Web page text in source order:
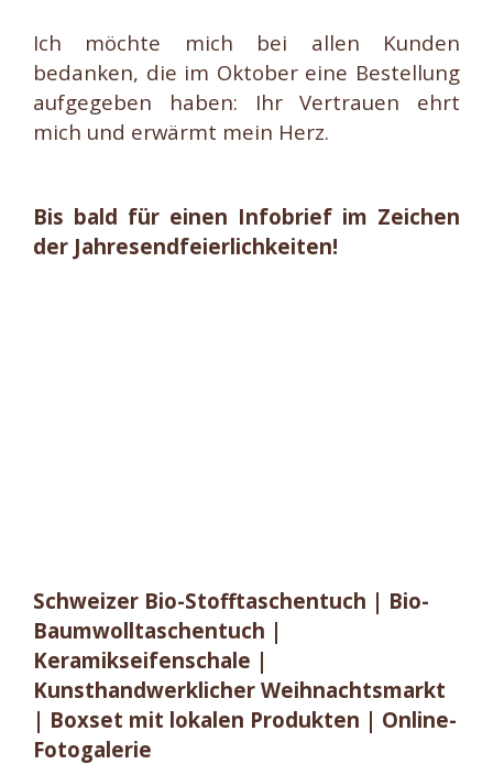
Ich möchte mich bei allen Kunden
bedanken, die im Oktober eine Bestellung
aufgegeben haben: Ihr Vertrauen ehrt
mich und erwärmt mein Herz.
Bis bald für einen Infobrief im Zeichen
der Jahresendfeierlichkeiten!
Schweizer Bio-Stofftaschentuch | Bio-
Baumwolltaschentuch |
Keramikseifenschale |
Kunsthandwerklicher Weihnachtsmarkt
| Boxset mit lokalen Produkten | Online-
Fotogalerie